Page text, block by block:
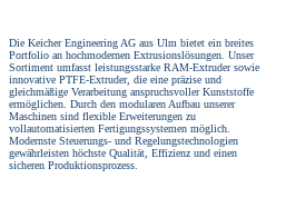
Die Keicher Engineering AG aus Ulm bietet ein breites
Portfolio an hochmodernen Extrusionslösungen. Unser
Sortiment umfasst leistungsstarke RAM-Extruder sowie
innovative PTFE-Extruder, die eine präzise und
gleichmäßige Verarbeitung anspruchsvoller Kunststoffe
ermöglichen. Durch den modularen Aufbau unserer
Maschinen sind flexible Erweiterungen zu
vollautomatisierten Fertigungssystemen möglich.
Modernste Steuerungs- und Regelungstechnologien
gewährleisten höchste Qualität, Effizienz und einen
sicheren Produktionsprozess.